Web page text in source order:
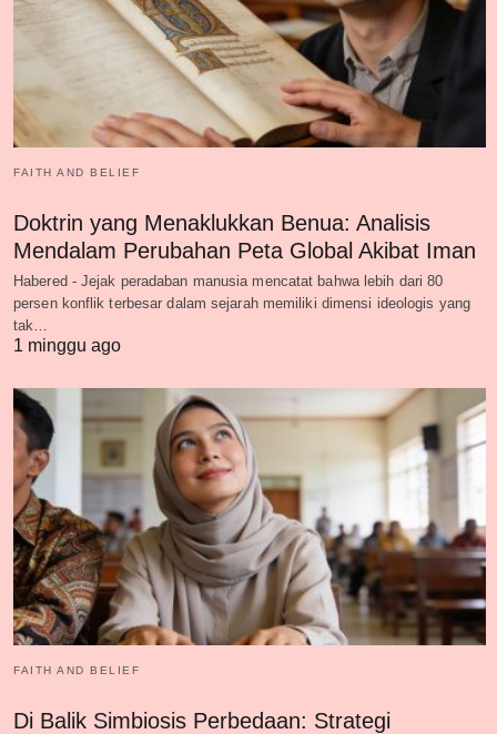
FAITH AND BELIEF
Doktrin yang Menaklukkan Benua: Analisis
Mendalam Perubahan Peta Global Akibat Iman
Habered - Jejak peradaban manusia mencatat bahwa lebih dari 80
persen konflik terbesar dalam sejarah memiliki dimensi ideologis yang
tak…
1 minggu ago
FAITH AND BELIEF
Di Balik Simbiosis Perbedaan: Strategi